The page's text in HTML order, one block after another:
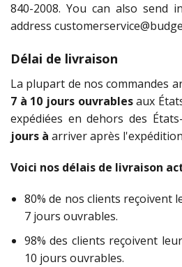
840-2008. You can also send
address
Délai de livraison
La plupart de nos commandes
7 à 10 jours ouvrablesaux
expédiées en dehors des
jours à arriver après
Voici nos délais de livraison
80% de nos clients reçoivent
7 jours ouvrables.
98% des clients reçoivent
10 jours ouvrables.